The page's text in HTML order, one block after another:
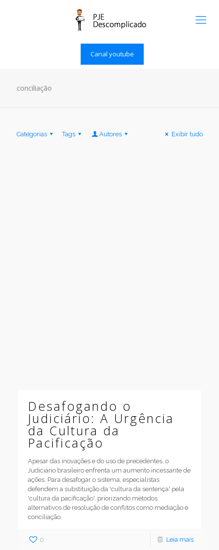
Canal youtube
conciliação
Categorias Tags Autores Exibir tudo
Desafogando o
Judiciário: A Urgência
da Cultura da
Pacificação
Apesar das inovações e do uso de precedentes, o
Judiciário brasileiro enfrenta um aumento incessante de
ações. Para desafogar o sistema, especialistas
defendem a substituição da 'cultura da sentença' pela
'cultura da pacificação', priorizando métodos
alternativos de resolução de conflitos como mediação e
conciliação.
0 Leia mais